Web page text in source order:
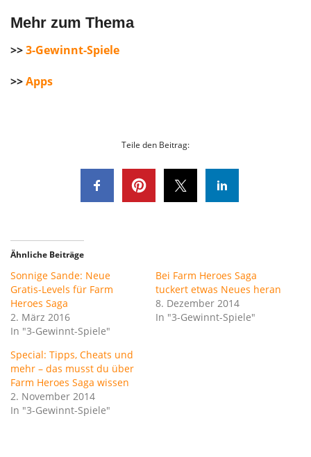
Mehr zum Thema
>>3-Gewinnt-Spiele
>>Apps
Teile den Beitrag:
Ähnliche Beiträge
Sonnige Sande: Neue
Gratis-Levels für Farm
Heroes Saga
2. März 2016
In "3-Gewinnt-Spiele"
Bei Farm Heroes Saga
tuckert etwas Neues heran
8. Dezember 2014
In "3-Gewinnt-Spiele"
Special: Tipps, Cheats und
mehr – das musst du über
Farm Heroes Saga wissen
2. November 2014
In "3-Gewinnt-Spiele"